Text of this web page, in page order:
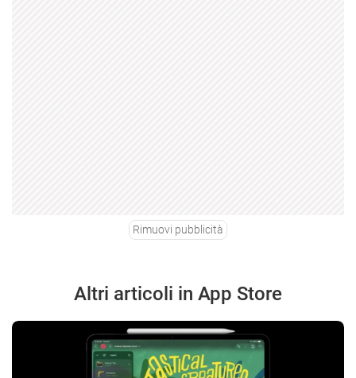
Rimuovi pubblicità
Altri articoli in App Store